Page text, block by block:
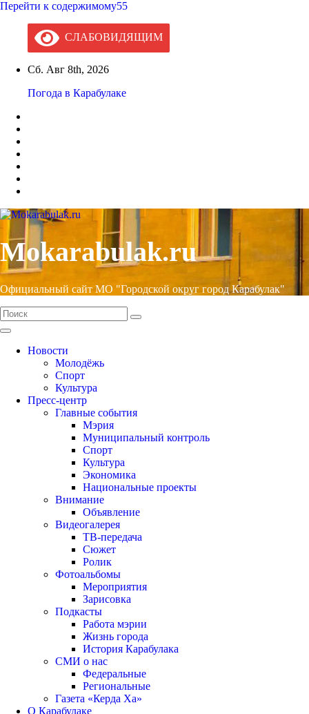
Перейти к содержимому55
СЛАБОВИДЯЩИМ
Сб. Авг 8th, 2026
Погода в Карабулаке
Mokarabulak.ru
Официальный сайт МО "Городской округ город Карабулак"
Новости
Молодёжь
Спорт
Культура
Пресс-центр
Главные события
Мэрия
Муниципальный контроль
Спорт
Культура
Экономика
Национальные проекты
Внимание
Объявление
Видеогалерея
ТВ-передача
Сюжет
Ролик
Фотоальбомы
Мероприятия
Зарисовка
Подкасты
Работа мэрии
Жизнь города
История Карабулака
СМИ о нас
Федеральные
Региональные
Газета «Керда Ха»
О Карабулаке